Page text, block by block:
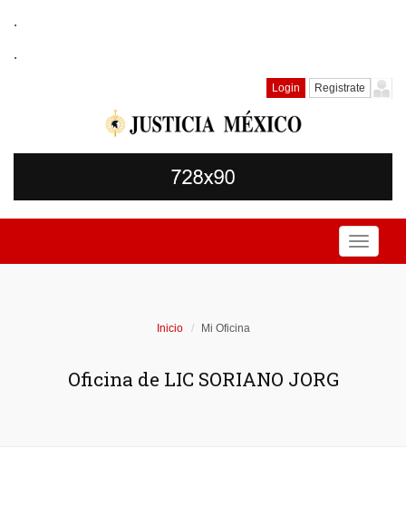
.
.
Login Registrate
Toggle
Inicio Mi Oficina
Oficina de LIC SORIANO JORG